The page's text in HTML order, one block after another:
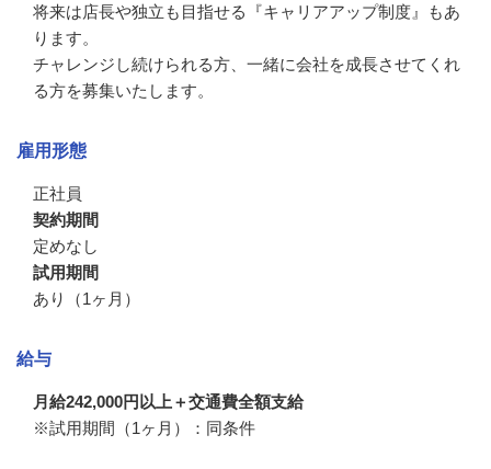
将来は店長や独立も目指せる『キャリアアップ制度』もあ
ります。
チャレンジし続けられる方、一緒に会社を成長させてくれ
る方を募集いたします。
雇用形態
正社員
契約期間
定めなし
試用期間
あり（1ヶ月）
給与
月給242,000円以上＋交通費全額支給
※試用期間（1ヶ月）：同条件